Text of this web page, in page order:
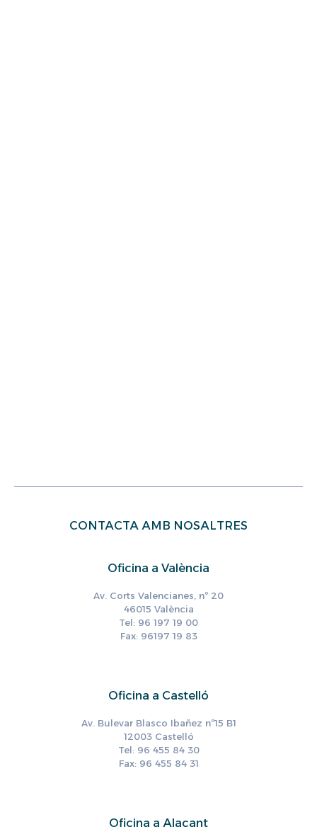
CONTACTA AMB NOSALTRES
Oficina a València
Av. Corts Valencianes, nº 20
46015 València
Tel: 96 197 19 00
Fax: 96197 19 83
Oficina a Castelló
Av. Bulevar Blasco Ibañez nº15 B1
12003 Castelló
Tel: 96 455 84 30
Fax: 96 455 84 31
Oficina a Alacant